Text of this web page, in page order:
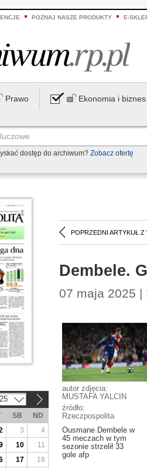
POZNAJ NASZE PRODUKTY E-
Prawo Ekonomia i biznes
dostęp do archiwum? Zobacz ofertę
POPRZEDNI ARTYKUŁ Z
Dembele.
07 maja 2025 |
autor zdjęcia:
MUSTAFA YALCIN
źródło:
Rzeczpospolita
Ousmane Dembele w
45 meczach w tym
sezonie strzelił 33
gole afp
SB
ND
3
4
10
11
17
18